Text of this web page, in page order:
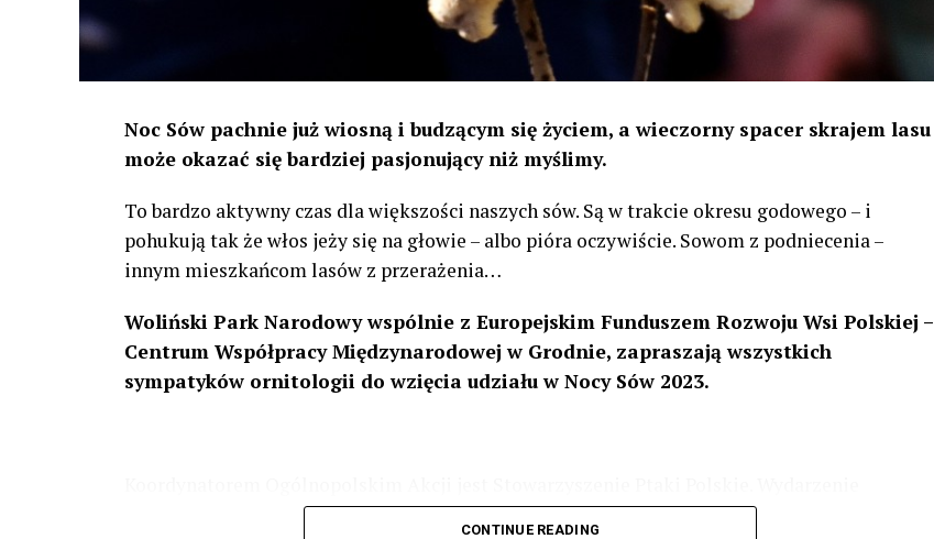
Noc Sów pachnie już wiosną i budzącym się życiem, a wieczorny spacer skrajem lasu
może okazać się bardziej pasjonujący niż myślimy.
To bardzo aktywny czas dla większości naszych sów. Są w trakcie okresu godowego – i
pohukują tak że włos jeży się na głowie – albo pióra oczywiście. Sowom z podniecenia –
innym mieszkańcom lasów z przerażenia…
Woliński Park Narodowy wspólnie z Europejskim Funduszem Rozwoju Wsi Polskiej –
Centrum Współpracy Międzynarodowej w Grodnie, zapraszają wszystkich
sympatyków ornitologii do wzięcia udziału w Nocy Sów 2023.
odbędzie się w dniach24 i 25 lutego 2023 r. wg harmonogramu przedstawionego na
CONTINUE READING